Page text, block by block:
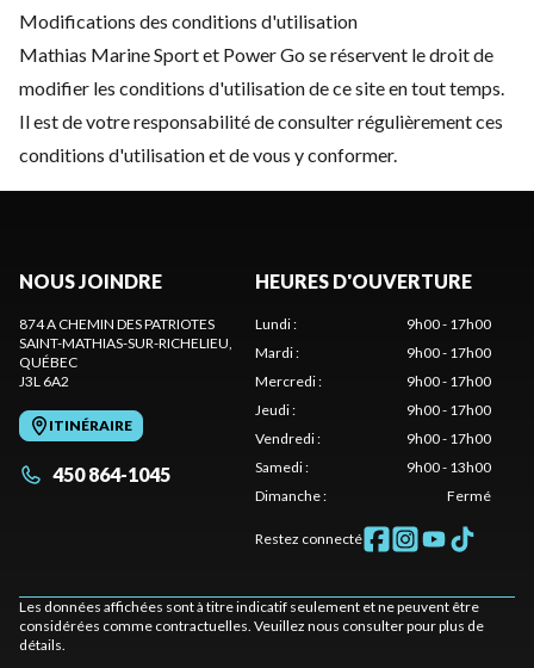
Modifications des conditions d'utilisation
Mathias Marine Sport et Power Go se réservent le droit de
modifier les conditions d'utilisation de ce site en tout temps.
Il est de votre responsabilité de consulter régulièrement ces
conditions d'utilisation et de vous y conformer.
NOUS JOINDRE
874 A CHEMIN DES PATRIOTES
SAINT-MATHIAS-SUR-RICHELIEU,
QUÉBEC
J3L 6A2
ITINÉRAIRE
450 864-1045
HEURES D'OUVERTURE
Lundi:
9h00 - 17h00
Mardi:
9h00 - 17h00
Mercredi:
9h00 - 17h00
Jeudi:
9h00 - 17h00
Vendredi:
9h00 - 17h00
Samedi:
9h00 - 13h00
Dimanche: Fermé
Restez connecté
Les données affichées sont à titre indicatif seulement et ne peuvent être
considérées comme contractuelles. Veuillez nous consulter pour plus de
détails.